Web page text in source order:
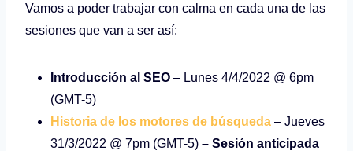
Vamos a poder trabajar con calma en cada una de las
sesiones que van a ser así:
Introducción al SEO – Lunes 4/4/2022 @ 6pm
(GMT-5)
Historia de los motores de búsqueda – Jueves
31/3/2022 @ 7pm (GMT-5) – Sesión anticipada